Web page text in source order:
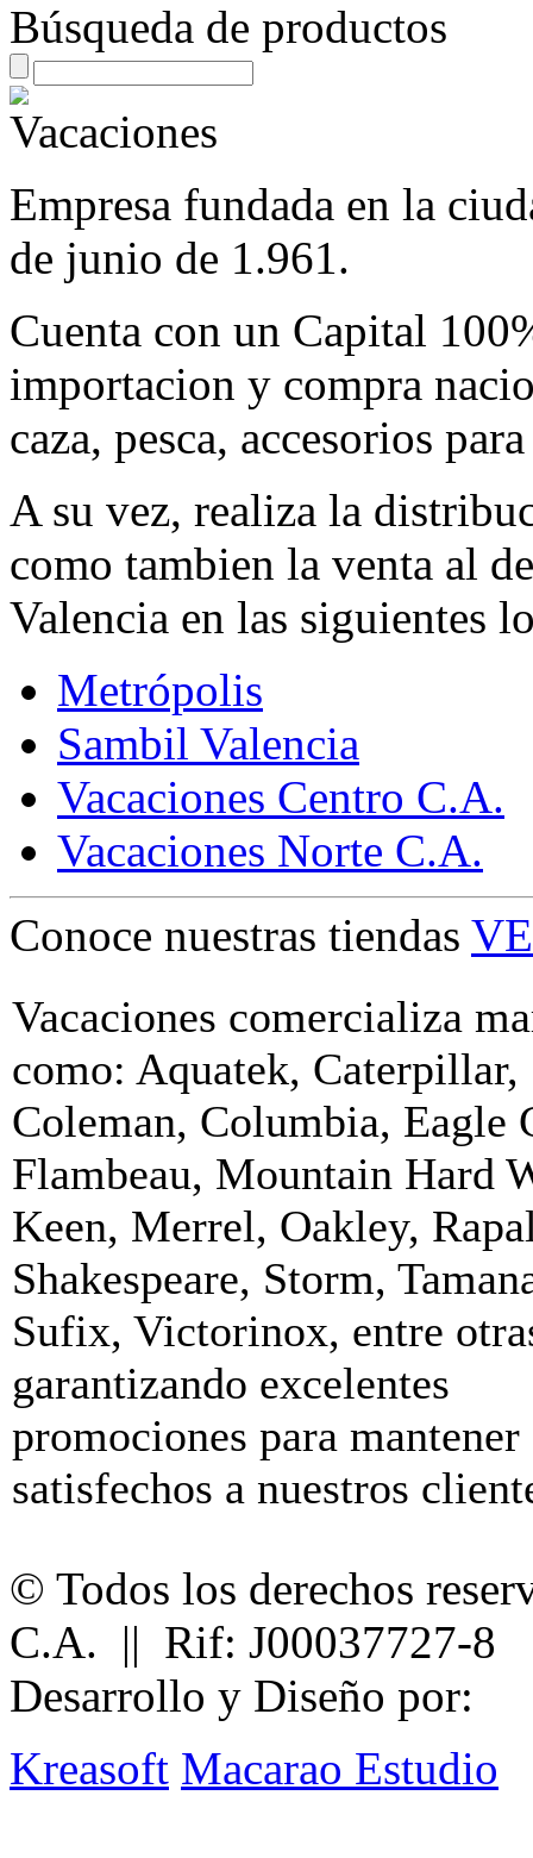
Búsqueda de productos
Empresa fundada en la
de junio de 1.961.
Cuenta con un Capital
importacion y compra
caza, pesca, accesorios
A su vez, realiza la
como tambien la venta al
Valencia en las siguientes
Metrópolis
Sambil Valencia
Vacaciones Centro C.A.
Vacaciones Norte C.A.
Conoce nuestras tiendas
Vacaciones comercializa
como: Aquatek, Caterpillar,
Coleman, Columbia, Eagle
Flambeau, Mountain Hard
Keen, Merrel, Oakley,
Shakespeare, Storm,
Sufix, Victorinox, entre
garantizando excelentes
promociones para mantener
satisfechos a nuestros
© Todos los derechos
C.A. || Rif: J00037727-8
Desarrollo y Diseño por:
Kreasoft Macarao Estudio